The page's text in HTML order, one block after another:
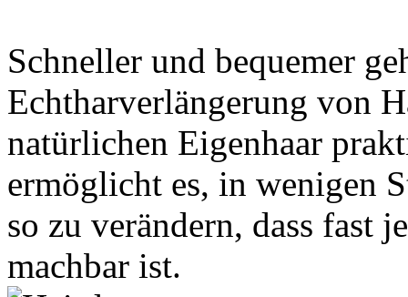
Schneller und bequemer
Echtharverlängerung von
natürlichen Eigenhaar
ermöglicht es, in wenigen
so zu verändern, dass fast
machbar ist.